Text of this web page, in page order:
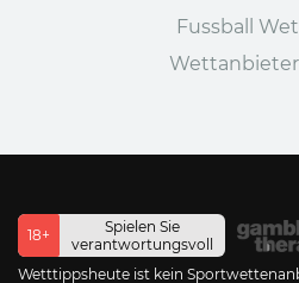
Fussball
18+
Spielen Sie
verantwortungsvoll
Wetttippsheute ist kein